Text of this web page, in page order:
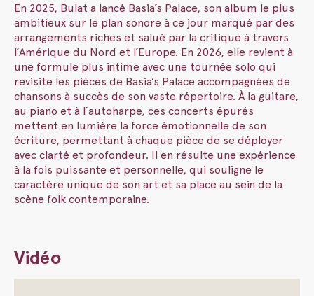
En 2025, Bulat a lancé Basia’s Palace, son album le plus
ambitieux sur le plan sonore à ce jour marqué par des
arrangements riches et salué par la critique à travers
l’Amérique du Nord et l’Europe. En 2026, elle revient à
une formule plus intime avec une tournée solo qui
revisite les pièces de Basia’s Palace accompagnées de
chansons à succès de son vaste répertoire. À la guitare,
au piano et à l’autoharpe, ces concerts épurés
mettent en lumière la force émotionnelle de son
écriture, permettant à chaque pièce de se déployer
avec clarté et profondeur. Il en résulte une expérience
à la fois puissante et personnelle, qui souligne le
caractère unique de son art et sa place au sein de la
scène folk contemporaine.
Vidéo